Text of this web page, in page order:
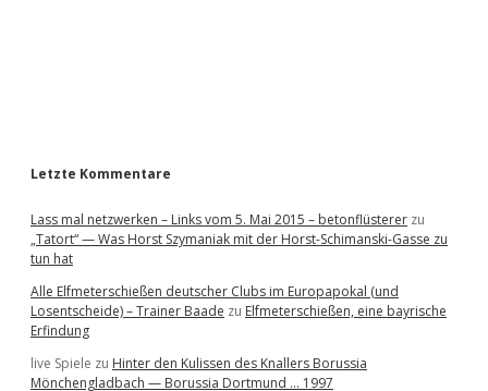
Letzte Kommentare
Lass mal netzwerken – Links vom 5. Mai 2015 – betonflüsterer zu
„Tatort“ — Was Horst Szymaniak mit der Horst-Schimanski-Gasse zu
tun hat
Alle Elfmeterschießen deutscher Clubs im Europapokal (und
Losentscheide) – Trainer Baade zu Elfmeterschießen, eine bayrische
Erfindung
live Spiele zu Hinter den Kulissen des Knallers Borussia
Mönchengladbach — Borussia Dortmund … 1997